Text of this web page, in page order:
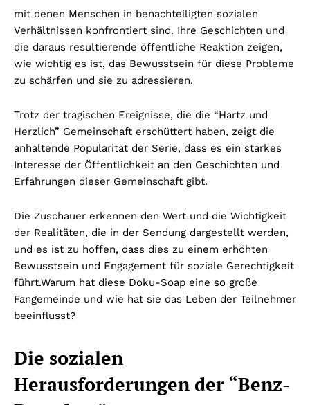
mit denen Menschen in benachteiligten sozialen
Verhältnissen konfrontiert sind. Ihre Geschichten und
die daraus resultierende öffentliche Reaktion zeigen,
wie wichtig es ist, das Bewusstsein für diese Probleme
zu schärfen und sie zu adressieren.
Trotz der tragischen Ereignisse, die die “Hartz und
Herzlich” Gemeinschaft erschüttert haben, zeigt die
anhaltende Popularität der Serie, dass es ein starkes
Interesse der Öffentlichkeit an den Geschichten und
Erfahrungen dieser Gemeinschaft gibt.
Die Zuschauer erkennen den Wert und die Wichtigkeit
der Realitäten, die in der Sendung dargestellt werden,
und es ist zu hoffen, dass dies zu einem erhöhten
Bewusstsein und Engagement für soziale Gerechtigkeit
führt.Warum hat diese Doku-Soap eine so große
Fangemeinde und wie hat sie das Leben der Teilnehmer
beeinflusst?
Die sozialen
Herausforderungen der “Benz-